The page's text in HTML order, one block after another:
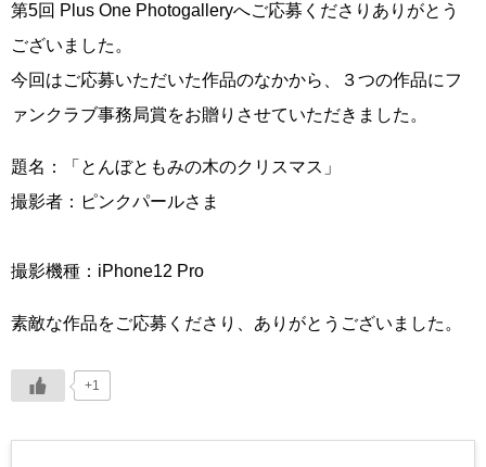
第5回 Plus One Photogalleryへご応募くださりありがとう
ございました。
今回はご応募いただいた作品のなかから、３つの作品にフ
ァンクラブ事務局賞をお贈りさせていただきました。
題名：「とんぼともみの木のクリスマス」
撮影者：ピンクパールさま
撮影機種：iPhone12 Pro
素敵な作品をご応募くださり、ありがとうございました。
+1